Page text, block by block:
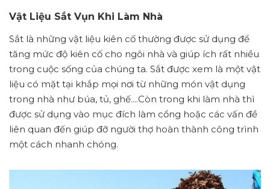
Vật Liệu Sắt Vụn Khi Làm Nhà
Sắt là những vật liệu kiên cố thường được sử dụng để
tăng mức độ kiên cố cho ngôi nhà và giúp ích rất nhiều
trong cuộc sống của chúng ta. Sắt được xem là một vật
liệu có mặt tại khắp mọi nơi từ những món vật dụng
trong nhà như búa, tủ, ghế....Còn trong khi làm nhà thì
được sử dụng vào mục đích làm cổng hoặc các vấn đề
liên quan đến giúp đỡ người thợ hoàn thành công trình
một cách nhanh chóng.